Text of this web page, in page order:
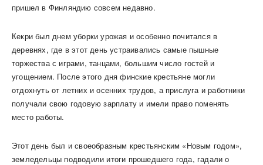
пришел в Финляндию совсем недавно.
Кекри был днем уборки урожая и особенно почитался в
деревнях, где в этот день устраивались самые пышные
торжества с играми, танцами, большим число гостей и
угощением. После этого дня финские крестьяне могли
отдохнуть от летних и осенних трудов, а прислуга и работники
получали свою годовую зарплату и имели право поменять
место работы.
Этот день был и своеобразным крестьянским «Новым годом»,
земледельцы подводили итоги прошедшего года, гадали о